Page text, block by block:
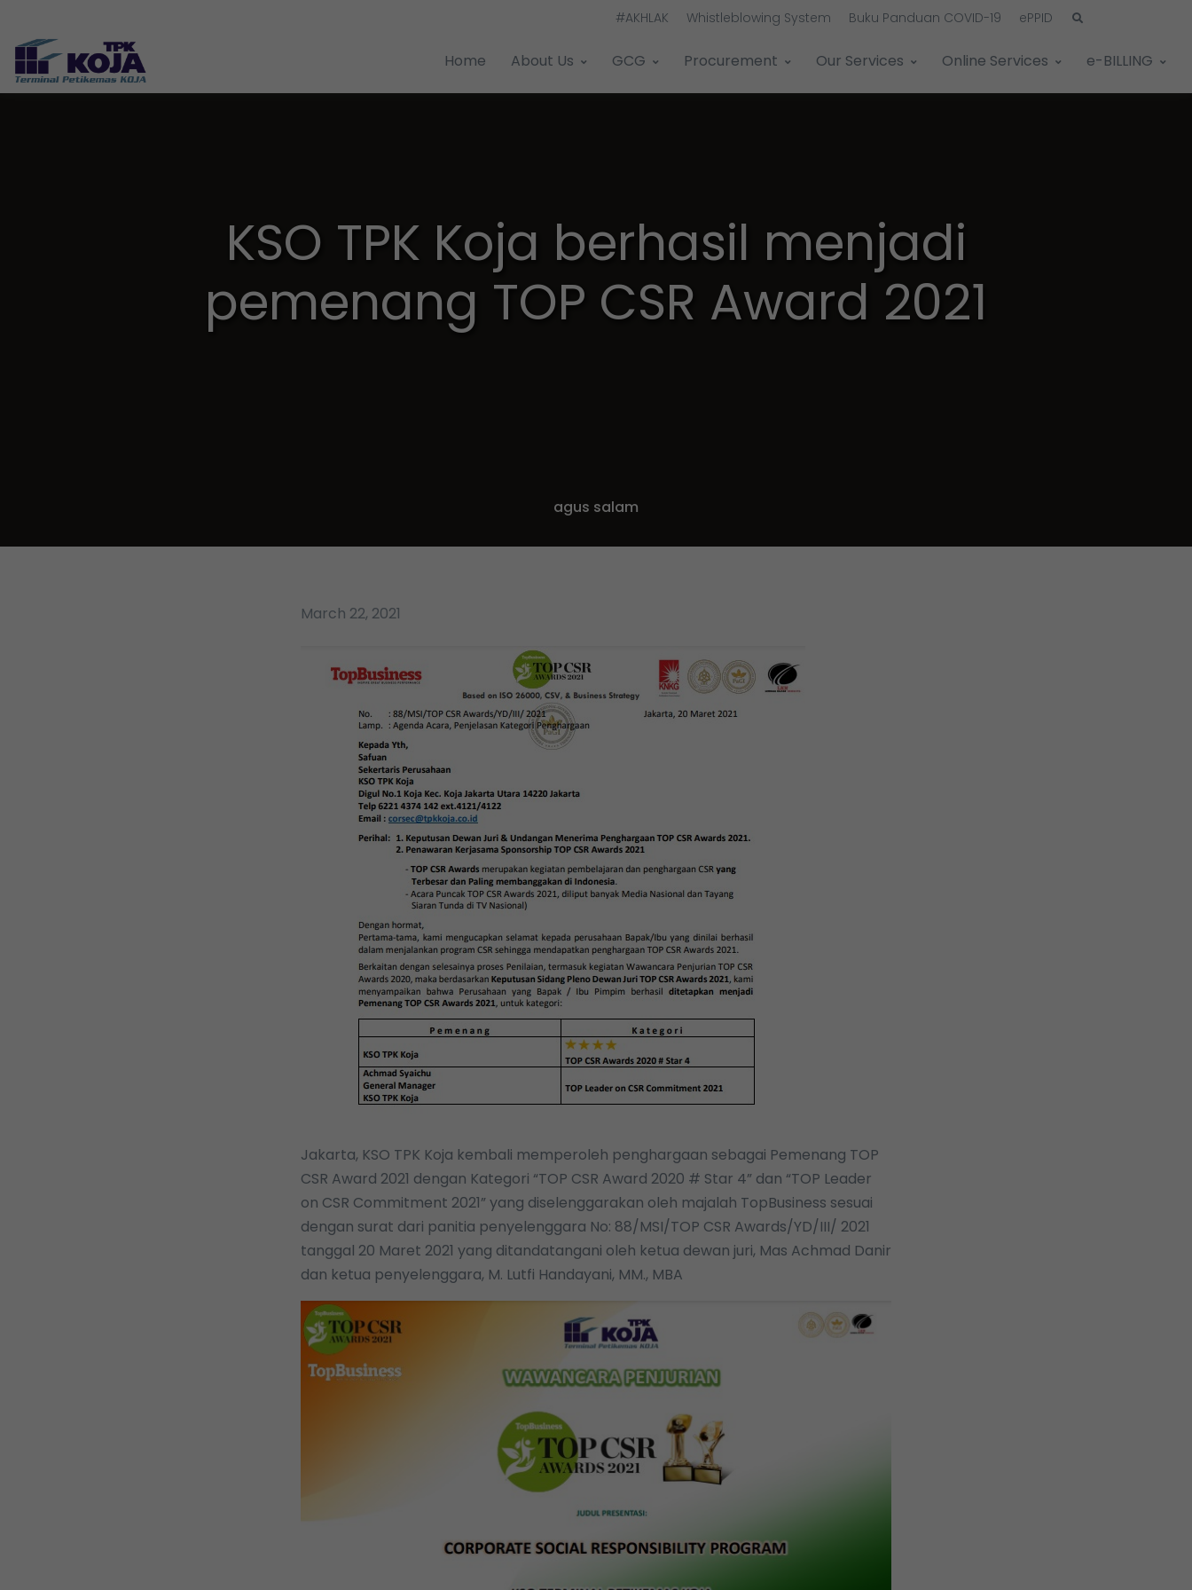
#AKHLAK Whistleblowing System Buku Panduan COVID-19 ePPID
Home About Us GCG Procurement Our Services Online Services e-BILLING
KSO TPK Koja berhasil menjadi
pemenang TOP CSR Award 2021
agus salam
March 22, 2021
Jakarta, KSO TPK Koja kembali memperoleh penghargaan sebagai Pemenang TOP
CSR Award 2021 dengan Kategori “TOP CSR Award 2020 # Star 4” dan “TOP Leader
on CSR Commitment 2021” yang diselenggarakan oleh majalah TopBusiness sesuai
dengan surat dari panitia penyelenggara No: 88/MSI/TOP CSR Awards/YD/III/ 2021
tanggal 20 Maret 2021 yang ditandatangani oleh ketua dewan juri, Mas Achmad Danir
dan ketua penyelenggara, M. Lutfi Handayani, MM., MBA